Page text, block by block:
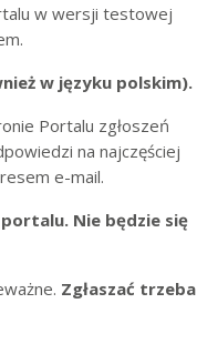
w wersji testowej
w języku polskim).
Portalu zgłoszeń
na najczęściej
e-mail.
Nie będzie się
Zgłaszać trzeba